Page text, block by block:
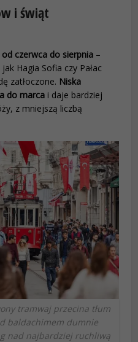
i świąt
czerwca do sierpnia –
Hagia Sofia czy Pałac
zatłoczone. Niska
do marca i daje bardziej
z mniejszą liczbą
tramwaj przecina tłum
baldachimem dumnie
nad najbardziej ruchliwą